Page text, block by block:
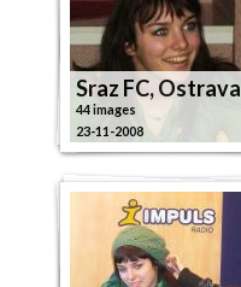
Sraz FC, Ostrava
44 images
23-11-2008